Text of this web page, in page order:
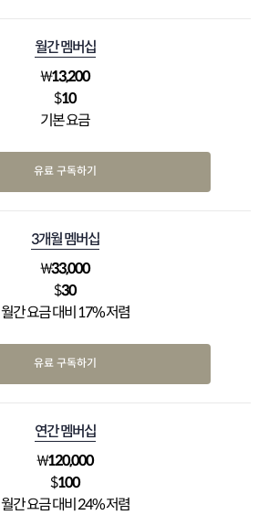
월간 멤버십
₩13,200
$10
기본 요금
유료 구독하기
3개월 멤버십
₩33,000
$30
월간 요금 대비 17% 저렴
유료 구독하기
연간 멤버십
₩120,000
$100
월간 요금 대비 24% 저렴